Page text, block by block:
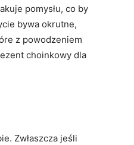
pomysłu, co by
bywa okrutne,
z powodzeniem
choinkowy dla
Zwłaszcza jeśli